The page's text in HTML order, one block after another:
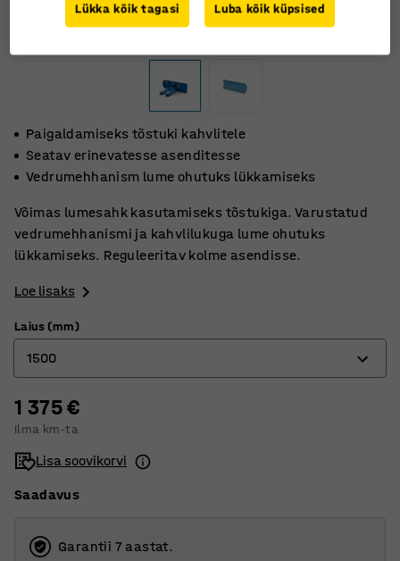
Paigaldamiseks tõstuki kahvlitele
Seatav erinevatesse asenditesse
Vedrumehhanism lume ohutuks lükkamiseks
Võimas lumesahk kasutamiseks tõstukiga. Varustatud
vedrumehhanismi ja kahvlilukuga lume ohutuks
lükkamiseks. Reguleeritav kolme asendisse.
Loe lisaks
Laius (mm)
1500
1500
2500
1 375 €
Ilma km-ta
Lisa soovikorvi
Saadavus
Garantii 7 aastat.
Lükka kõik tagasi Luba kõik küpsised